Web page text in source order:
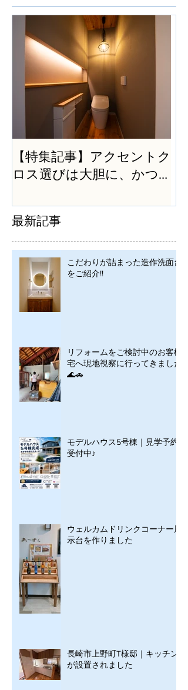
【特集記事】アクセントク
ロス選びは大胆に、かつ
最新記事
こだわりが詰まった造作洗面台
をご紹介!!
リフォームをご検討中のお客様
宅へ現地視察に行ってきました
🌊🚗
モデルハウス5号棟｜見学予約
受付中♪
ウェルカムドリンクコーナー展
示台を作りました
長崎市上野町T様邸｜キッチン
が設置されました